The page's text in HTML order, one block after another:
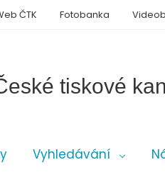
tiskové
Vyhledávání
ČTK Fotobanka